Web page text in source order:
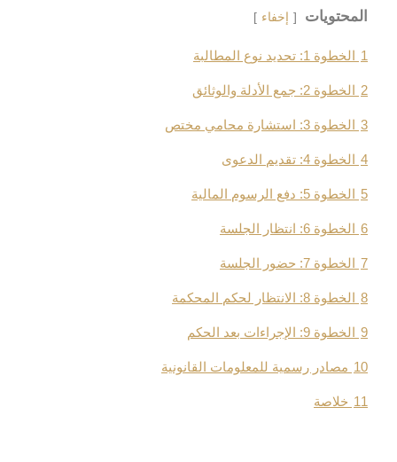
المحتويات إخفاء
1 الخطوة 1: تحديد نوع المطالبة
2 الخطوة 2: جمع الأدلة والوثائق
3 الخطوة 3: استشارة محامي مختص
4 الخطوة 4: تقديم الدعوى
5 الخطوة 5: دفع الرسوم المالية
6 الخطوة 6: انتظار الجلسة
7 الخطوة 7: حضور الجلسة
8 الخطوة 8: الانتظار لحكم المحكمة
9 الخطوة 9: الإجراءات بعد الحكم
10 مصادر رسمية للمعلومات القانونية
11 خلاصة